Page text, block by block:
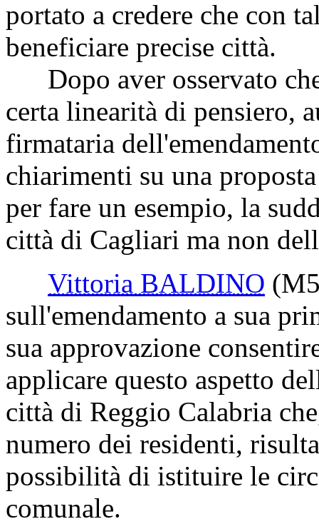
portato a credere che con
beneficiare precise città.
Dopo aver osservato
certa linearità di pensiero,
firmataria
chiarimenti su una
per fare un esempio, la
città di Cagliari ma non
Vittoria BALDINO
sull'emendamento a sua
sua approvazione
applicare questo aspetto
città di Reggio Calabria
numero dei residenti,
possibilità di istituire le
comunale.